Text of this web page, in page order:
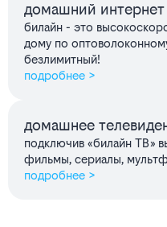
домашний интернет
билайн - это
дому по
безлимитный!
подробнее >
домашнее
подключив «билайн ТВ»
фильмы, сериалы,
подробнее >